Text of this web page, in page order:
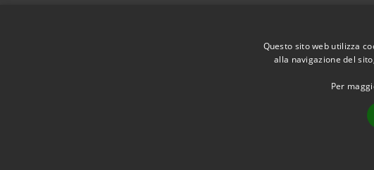
Questo sito web utilizza
alla navigazione del
Per